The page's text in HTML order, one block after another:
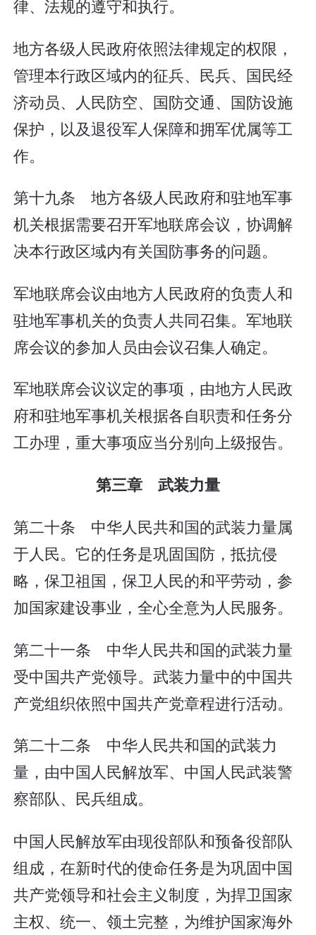
律、法规的遵守和执行。
地方各级人民政府依照法律规定的权限，
管理本行政区域内的征兵、民兵、国民经
济动员、人民防空、国防交通、国防设施
保护，以及退役军人保障和拥军优属等工
作。
第十九条 地方各级人民政府和驻地军事
机关根据需要召开军地联席会议，协调解
决本行政区域内有关国防事务的问题。
军地联席会议由地方人民政府的负责人和
驻地军事机关的负责人共同召集。军地联
席会议的参加人员由会议召集人确定。
军地联席会议议定的事项，由地方人民政
府和驻地军事机关根据各自职责和任务分
工办理，重大事项应当分别向上级报告。
第三章 武装力量
第二十条 中华人民共和国的武装力量属
于人民。它的任务是巩固国防，抵抗侵
略，保卫祖国，保卫人民的和平劳动，参
加国家建设事业，全心全意为人民服务。
第二十一条 中华人民共和国的武装力量
受中国共产党领导。武装力量中的中国共
产党组织依照中国共产党章程进行活动。
第二十二条 中华人民共和国的武装力
量，由中国人民解放军、中国人民武装警
察部队、民兵组成。
中国人民解放军由现役部队和预备役部队
组成，在新时代的使命任务是为巩固中国
共产党领导和社会主义制度，为捍卫国家
主权、统一、领土完整，为维护国家海外